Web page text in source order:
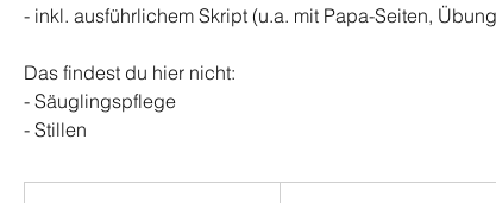
- inkl. ausführlichem Skript (u.a. mit Papa-Seiten,
Das findest du hier nicht:
- Säuglingspflege
- Stillen